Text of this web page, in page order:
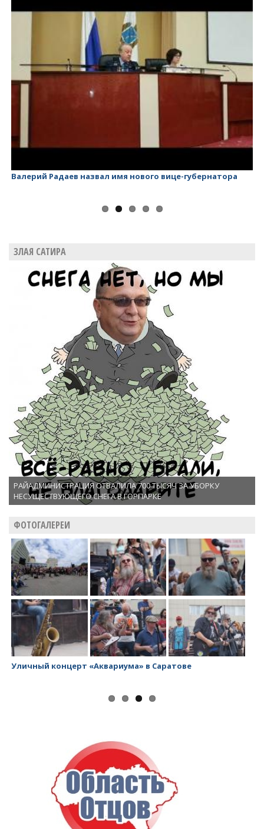
Валерий Радаев назвал имя нового вице-губернатора
ЗЛАЯ САТИРА
РАЙАДМИНИСТРАЦИЯ ОТВАЛИЛА 700 ТЫСЯЧ ЗА УБОРКУ
НЕСУЩЕСТВУЮЩЕГО СНЕГА В ГОРПАРКЕ
ФОТОГАЛЕРЕИ
Уличный концерт «Аквариума» в Саратове